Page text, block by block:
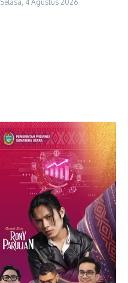
Selasa, 4 Agustus 2026